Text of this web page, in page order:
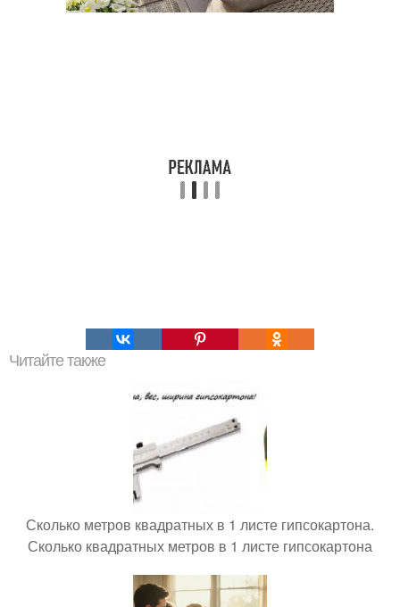
Читайте также
Сколько метров квадратных в 1 листе гипсокартона.
Сколько квадратных метров в 1 листе гипсокартона